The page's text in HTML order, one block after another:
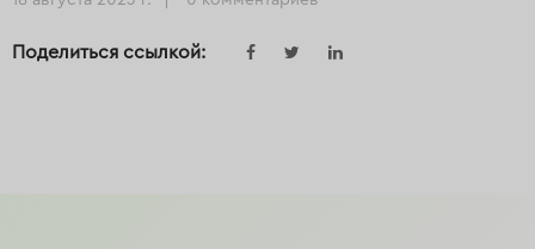
Поделиться ссылкой: